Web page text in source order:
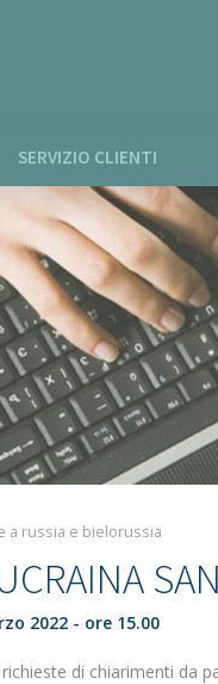
SERVIZIO CLIENTI
a russia e bielorussia
2022 - ore 15.00
di chiarimenti da